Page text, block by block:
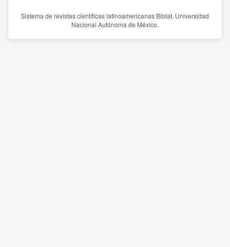
Sistema de revistas científicas latinoamericanas Biblat. Universidad
Nacional Autónoma de México.